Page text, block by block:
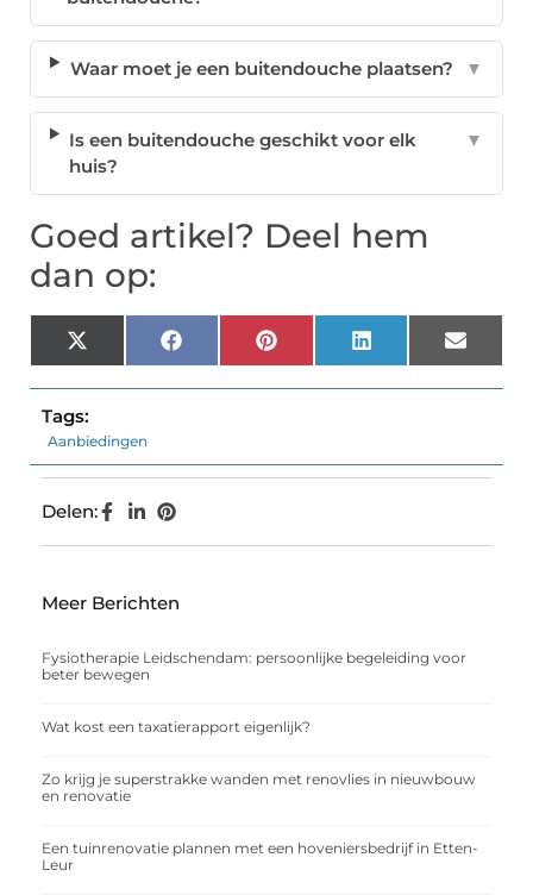
Waar moet je een buitendouche plaatsen? ▼
Is een buitendouche geschikt voor elk
huis?
▼
Goed artikel? Deel hem
dan op:
X
(Twitter)
FacebookPinterest LinkedIn Email
Tags:
Aanbiedingen
Delen:
Meer Berichten
Fysiotherapie Leidschendam: persoonlijke begeleiding voor
beter bewegen
Wat kost een taxatierapport eigenlijk?
Zo krijg je superstrakke wanden met renovlies in nieuwbouw
en renovatie
Een tuinrenovatie plannen met een hoveniersbedrijf in Etten-
Leur